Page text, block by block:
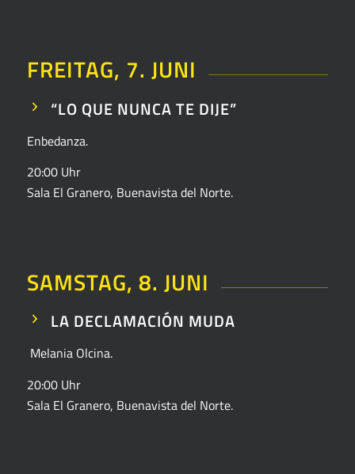
FREITAG, 7. JUNI
“LO QUE NUNCA TE DIJE”
Enbedanza.
20:00 Uhr
Sala El Granero, Buenavista del Norte.
SAMSTAG, 8. JUNI
LA DECLAMACIÓN MUDA
Melania Olcina.
20:00 Uhr
Sala El Granero, Buenavista del Norte.